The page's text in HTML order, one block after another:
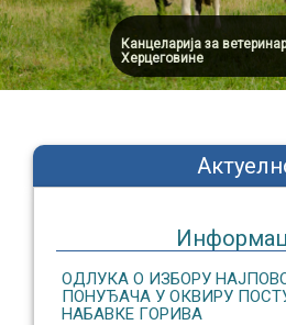
Канцеларија за
Херцеговине
ОДЛУКА О ИЗБОРУ
ПОНУЂАЧА У ОКВИРУ
НАБАВКЕ ГОРИВА